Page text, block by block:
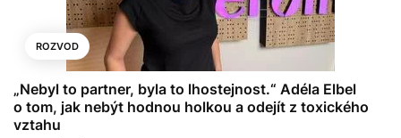
ROZVOD
„Nebyl to partner, byla to lhostejnost.“ Adéla Elbel
o tom, jak nebýt hodnou holkou a odejít z toxického
vztahu